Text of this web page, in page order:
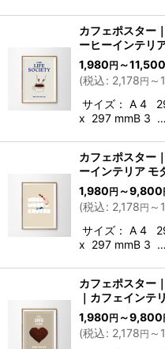
カフェポスター
ーヒーインテリ
1,980円 ～11,500
(税込: 2,178円 ～
サイズ： A 4
x 297 mmB 3 …
カフェポスター
ーインテリア モ
1,980円 ～9,800
(税込: 2,178円 ～
サイズ： A 4
x 297 mmB 3 …
カフェポスター
｜カフェインテ
1,980円 ～9,800
(税込: 2,178円 ～